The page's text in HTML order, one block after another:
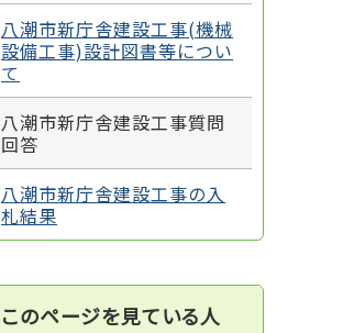
八潮市新庁舎建設工事(機械
設備工事)設計図書等につい
て
八潮市新庁舎建設工事質問
回答
八潮市新庁舎建設工事の入
札結果
このページを見ている人